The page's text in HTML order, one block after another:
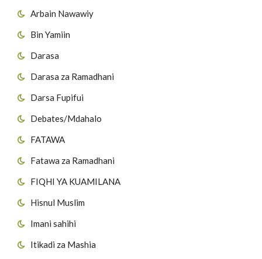
Arbain Nawawiy
Bin Yamiin
Darasa
Darasa za Ramadhani
Darsa Fupifui
Debates/Mdahalo
FATAWA
Fatawa za Ramadhani
FIQHI YA KUAMILANA
Hisnul Muslim
Imani sahihi
Itikadi za Mashia